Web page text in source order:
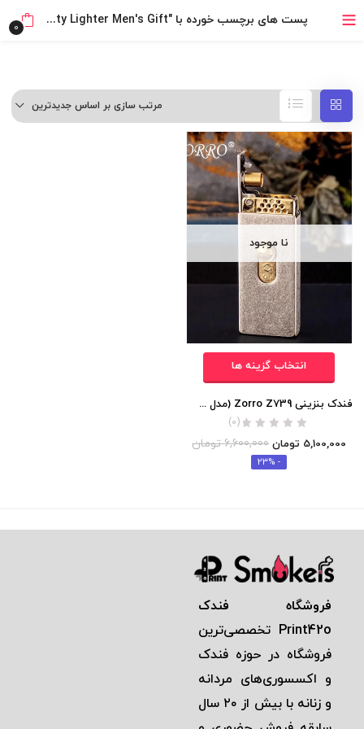
۴ قسط، بدون کارمزد
خرید قسطی با ترب‌پی
پست های برچسب خورده با "ZORRO Original Authentic Windproof Kerosene Lighter Match Box Creative Automatic Ejection City Lighter Men's Gift" 0
مرتب سازی بر اساس جدیدترین
نا موجود
انتخاب گزینه ها
فندک بنزینی Zorro Z739 (مدل کشویی) اورجینال
(0)
5,100,000 تومان 6,600,000 تومان
- 23%
فروشگاه فندک
Print42o تخصصی‌ترين
فروشگاه در حوزه فندک
و اكسسوری‌های مردانه
و زنانه با بيش از ٢٠ سال